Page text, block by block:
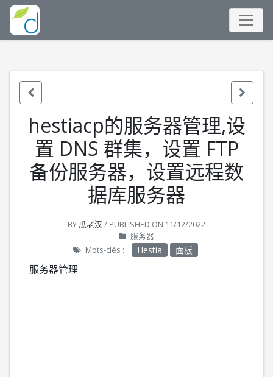
hestiacp的服务器管理,设
置 DNS 群集，设置 FTP
备份服务器，设置远程数
据库服务器
BY 瓜老汉 / PUBLISHED ON 11/12/2022
服务器
Mots-clés :
Hestia 面板
服务器管理